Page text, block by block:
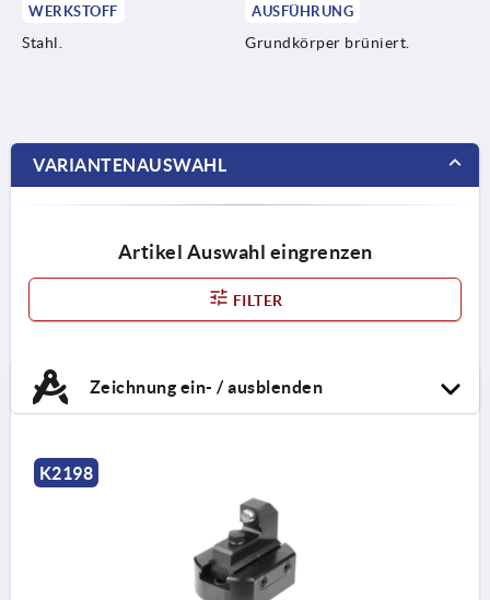
WERKSTOFF
Stahl.
AUSFÜHRUNG
Grundkörper brüniert.
VARIANTENAUSWAHL
Artikel Auswahl eingrenzen
FILTER
Zeichnung ein- / ausblenden
K2198